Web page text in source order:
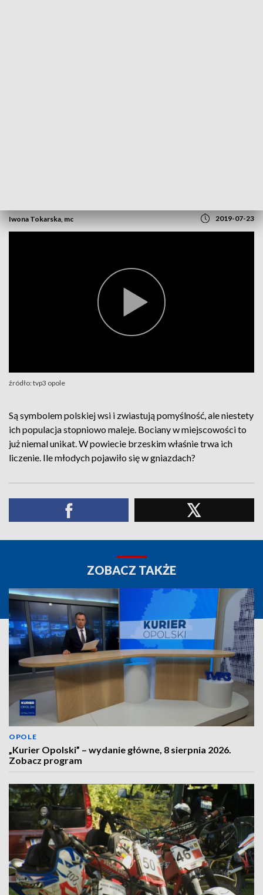
Iwona Tokarska, mc 2019-07-23
źródło: tvp3 opole
Są symbolem polskiej wsi i zwiastują pomyślność, ale niestety
ich populacja stopniowo maleje. Bociany w miejscowości to
już niemal unikat. W powiecie brzeskim właśnie trwa ich
liczenie. Ile młodych pojawiło się w gniazdach?
ZOBACZ TAKŻE
OPOLE
„Kurier Opolski” – wydanie główne, 8 sierpnia 2026.
Zobacz program